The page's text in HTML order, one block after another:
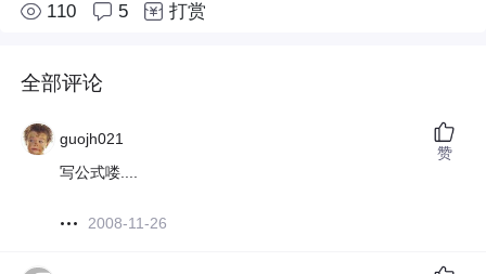
110 5 打赏
全部评论
guojh021
写公式喽....
2008-11-26
赞